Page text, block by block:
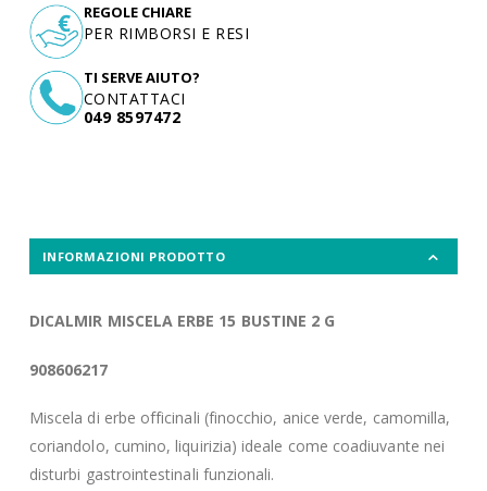
TI SERVE AIUTO?
CONTATTACI
049 8597472
REGOLE CHIARE
PER RIMBORSI E RESI
INFORMAZIONI PRODOTTO
DICALMIR MISCELA ERBE 15 BUSTINE 2 G
908606217
Miscela di erbe officinali (finocchio, anice verde, camomilla,
coriandolo, cumino, liquirizia) ideale come coadiuvante nei
disturbi gastrointestinali funzionali.